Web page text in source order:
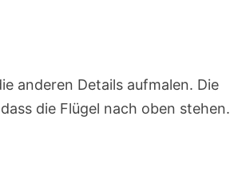
anderen Details aufmalen. Die
die Flügel nach oben stehen.